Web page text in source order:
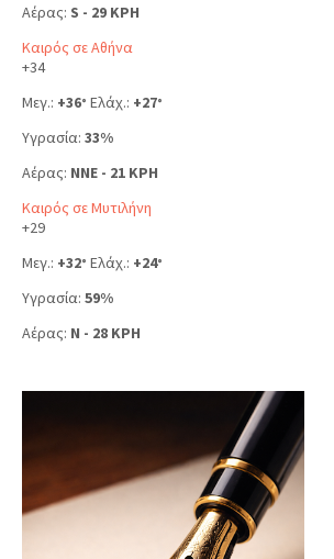
Αέρας: S - 29 KPH
Καιρός σε Αθήνα
+34
Μεγ.: +36° Ελάχ.: +27°
Υγρασία: 33%
Αέρας: NNE - 21 KPH
Καιρός σε Μυτιλήνη
+29
Μεγ.: +32° Ελάχ.: +24°
Υγρασία: 59%
Αέρας: N - 28 KPH